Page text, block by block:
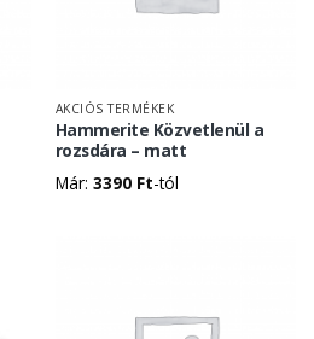
AKCIÓS TERMÉKEK
Hammerite Közvetlenül a
rozsdára – matt
Már: 3390 Ft-tól